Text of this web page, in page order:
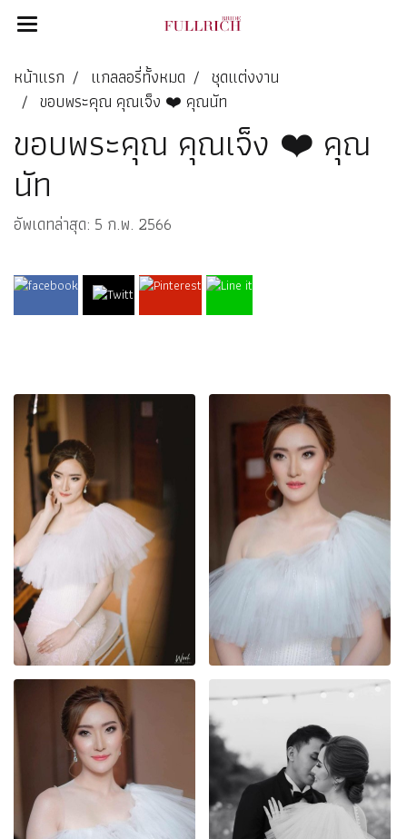
หน้าแรก แกลลอรี่ทั้งหมด
ชุดแต่งงาน
ขอบพระคุณ คุณเจ็ง ❤️ คุณนัท
ขอบพระคุณ คุณเจ็ง ❤️ คุณ
นัท
อัพเดทล่าสุด: 5 ก.พ. 2566